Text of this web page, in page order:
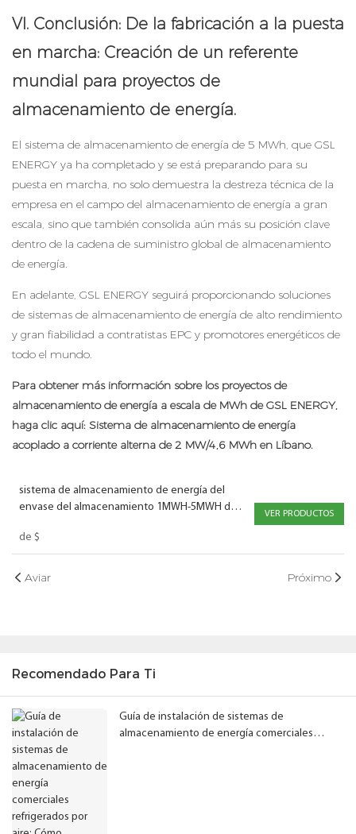
VI. Conclusión: De la fabricación a la puesta
en marcha: Creación de un referente
mundial para proyectos de
almacenamiento de energía.
El sistema de almacenamiento de energía de 5 MWh, que GSL
ENERGY ya ha completado y se está preparando para su
puesta en marcha, no solo demuestra la destreza técnica de la
empresa en el campo del almacenamiento de energía a gran
escala, sino que también consolida aún más su posición clave
dentro de la cadena de suministro global de almacenamiento
de energía.
En adelante, GSL ENERGY seguirá proporcionando soluciones
de sistemas de almacenamiento de energía de alto rendimiento
y gran fiabilidad a contratistas EPC y promotores energéticos de
todo el mundo.
Para obtener más información sobre los proyectos de
almacenamiento de energía a escala de MWh de GSL ENERGY,
haga clic aquí: Sistema de almacenamiento de energía
acoplado a corriente alterna de 2 MW/4,6 MWh en Líbano.
sistema de almacenamiento de energía del
envase del almacenamiento 1MWH-5MWH de la
BESS 1331V
de $
VER PRODUCTOS
Aviar Próximo
Recomendado Para Ti
Guía de instalación de sistemas de
almacenamiento de energía comerciales